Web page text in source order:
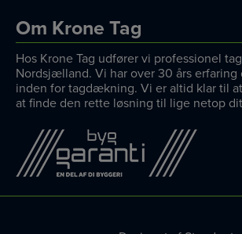
Om Krone Tag
Hos Krone Tag udfører vi professionel
Nordsjælland. Vi har over 30 års erfaring
inden for tagdækning. Vi er altid klar til
at finde den rette løsning til lige netop